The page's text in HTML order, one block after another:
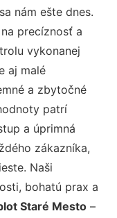
nám ešte dnes.
precíznosť a
vykonanej
aj malé
a zbytočné
patrí
a úprimná
zákazníka,
Naši
bohatú prax a
Staré Mesto –